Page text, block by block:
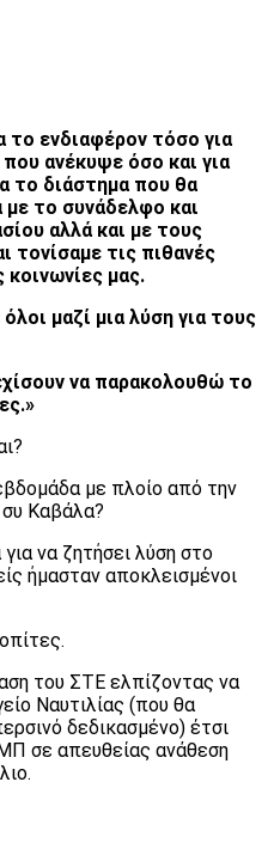
το ενδιαφέρον τόσο για
ανέκυψε όσο και για
το διάστημα που θα
με το συνάδελφο και
αλλά και με τους
τονίσαμε τις πιθανές
κοινωνίες μας.
μαζί μια λύση για τους
να παρακολουθώ το
με πλοίο από την
Καβάλα?
να ζητήσει λύση στο
ήμασταν αποκλεισμένοι
του ΣΤΕ ελπίζοντας να
Ναυτιλίας (που θα
δεδικασμένο) έτσι
σε απευθείας ανάθεση